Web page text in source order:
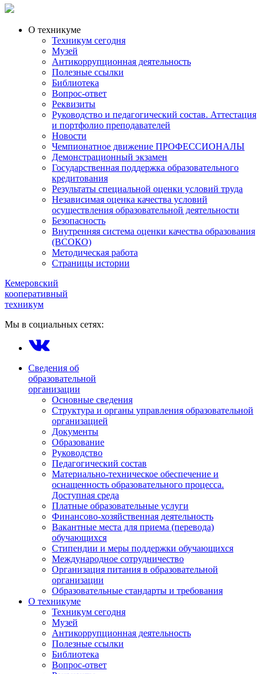
О техникуме
Техникум сегодня
Музей
Антикоррупционная деятельность
Полезные ссылки
Библиотека
Вопрос-ответ
Реквизиты
Руководство и педагогический состав. Аттестация
и портфолио преподавателей
Новости
Чемпионатное движение ПРОФЕССИОНАЛЫ
Демонстрационный экзамен
Государственная поддержка образовательного
кредитования
Результаты специальной оценки условий труда
Независимая оценка качества условий
осуществления образовательной деятельности
Безопасность
Внутренняя система оценки качества образования
(ВСОКО)
Методическая работа
Страницы истории
Кемеровский
кооперативный
техникум
Мы в социальных сетях:
Сведения об
образовательной
организации
Основные сведения
Структура и органы управления образовательной
организацией
Документы
Образование
Руководство
Педагогический состав
Материально-техническое обеспечение и
оснащенность образовательного процесса.
Доступная среда
Платные образовательные услуги
Финансово-хозяйственная деятельность
Вакантные места для приема (перевода)
обучающихся
Стипендии и меры поддержки обучающихся
Международное сотрудничество
Организация питания в образовательной
организации
Образовательные стандарты и требования
О техникуме
Техникум сегодня
Музей
Антикоррупционная деятельность
Полезные ссылки
Библиотека
Вопрос-ответ